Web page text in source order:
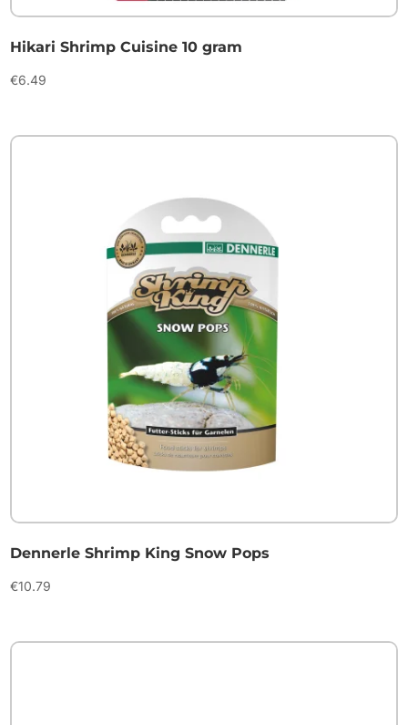
Hikari Shrimp Cuisine 10 gram
€6.49
Dennerle Shrimp King Snow Pops
€10.79